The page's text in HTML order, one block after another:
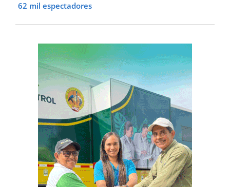
62 mil espectadores